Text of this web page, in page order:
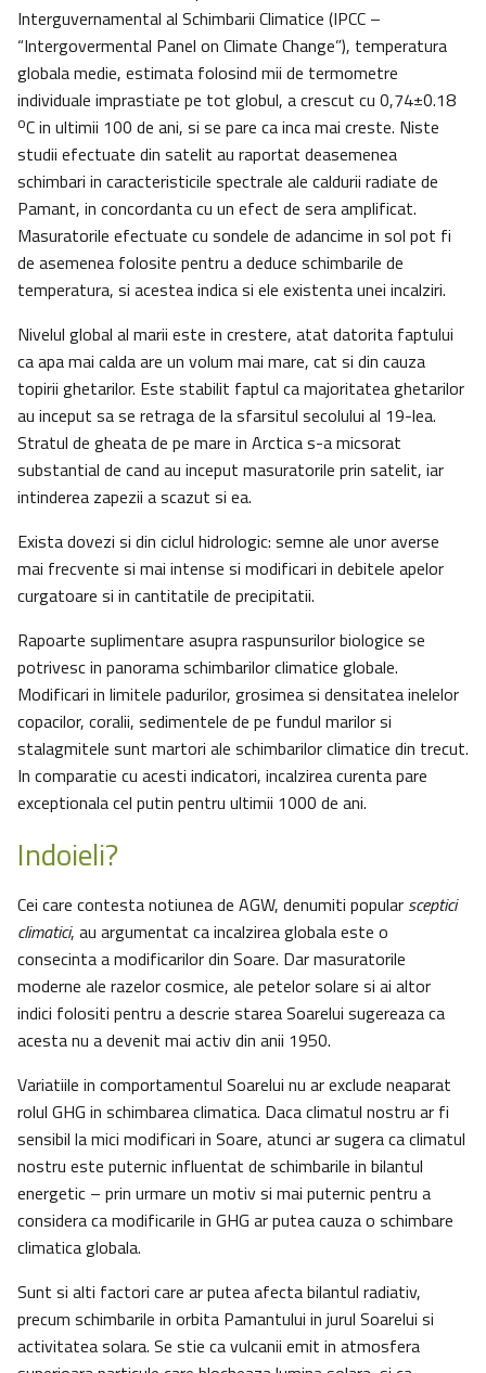
Interguvernamental al Schimbarii Climatice (IPCC –
“Intergovermental Panel on Climate Change”), temperatura
globala medie, estimata folosind mii de termometre
individuale imprastiate pe tot globul, a crescut cu 0,74±0.18
oC in ultimii 100 de ani, si se pare ca inca mai creste. Niste
studii efectuate din satelit au raportat deasemenea
schimbari in caracteristicile spectrale ale caldurii radiate de
Pamant, in concordanta cu un efect de sera amplificat.
Masuratorile efectuate cu sondele de adancime in sol pot fi
de asemenea folosite pentru a deduce schimbarile de
temperatura, si acestea indica si ele existenta unei incalziri.
Nivelul global al marii este in crestere, atat datorita faptului
ca apa mai calda are un volum mai mare, cat si din cauza
topirii ghetarilor. Este stabilit faptul ca majoritatea ghetarilor
au inceput sa se retraga de la sfarsitul secolului al 19-lea.
Stratul de gheata de pe mare in Arctica s-a micsorat
substantial de cand au inceput masuratorile prin satelit, iar
intinderea zapezii a scazut si ea.
Exista dovezi si din ciclul hidrologic: semne ale unor averse
mai frecvente si mai intense si modificari in debitele apelor
curgatoare si in cantitatile de precipitatii.
Rapoarte suplimentare asupra raspunsurilor biologice se
potrivesc in panorama schimbarilor climatice globale.
Modificari in limitele padurilor, grosimea si densitatea inelelor
copacilor, coralii, sedimentele de pe fundul marilor si
stalagmitele sunt martori ale schimbarilor climatice din trecut.
In comparatie cu acesti indicatori, incalzirea curenta pare
exceptionala cel putin pentru ultimii 1000 de ani.
Indoieli?
Cei care contesta notiunea de AGW, denumiti popular sceptici
climatici, au argumentat ca incalzirea globala este o
consecinta a modificarilor din Soare. Dar masuratorile
moderne ale razelor cosmice, ale petelor solare si ai altor
indici folositi pentru a descrie starea Soarelui sugereaza ca
acesta nu a devenit mai activ din anii 1950.
Variatiile in comportamentul Soarelui nu ar exclude neaparat
rolul GHG in schimbarea climatica. Daca climatul nostru ar fi
sensibil la mici modificari in Soare, atunci ar sugera ca climatul
nostru este puternic influentat de schimbarile in bilantul
energetic – prin urmare un motiv si mai puternic pentru a
considera ca modificarile in GHG ar putea cauza o schimbare
climatica globala.
Sunt si alti factori care ar putea afecta bilantul radiativ,
precum schimbarile in orbita Pamantului in jurul Soarelui si
activitatea solara. Se stie ca vulcanii emit in atmosfera